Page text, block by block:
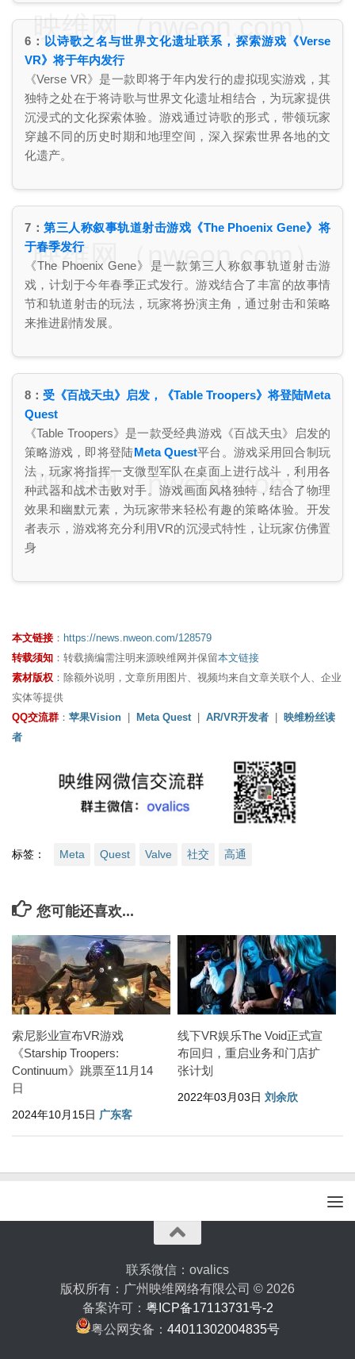
6： 以诗歌之名与世界文化遗址联系，探索游戏《Verse
VR》将于年内发行
《Verse VR》是一款即将于年内发行的虚拟现实游戏，其
独特之处在于将诗歌与世界文化遗址相结合，为玩家提供
沉浸式的文化探索体验。游戏通过诗歌的形式，带领玩家
穿越不同的历史时期和地理空间，深入探索世界各地的文
化遗产。
7：第三人称叙事轨道射击游戏《The Phoenix Gene》将
于春季发行
《The Phoenix Gene》是一款第三人称叙事轨道射击游
戏，计划于今年春季正式发行。游戏结合了丰富的故事情
节和轨道射击的玩法，玩家将扮演主角，通过射击和策略
来推进剧情发展。
8： 受《百战天虫》启发，《Table Troopers》将登陆Meta
Quest
《Table Troopers》是一款受经典游戏《百战天虫》启发的
策略游戏，即将登陆Meta Quest平台。游戏采用回合制玩
法，玩家将指挥一支微型军队在桌面上进行战斗，利用各
种武器和战术击败对手。游戏画面风格独特，结合了物理
效果和幽默元素，为玩家带来轻松有趣的策略体验。开发
者表示，游戏将充分利用VR的沉浸式特性，让玩家仿佛置
身
映维网（nweon.com）
映维网（nweon.com）
映维网（nweon.com）
本文链接 ： https://news.nweon.com/128579
转载须知 ：转载摘编需注明来源映维网并保留本文链接
素材版权 ：除额外说明，文章所用图片、视频均来自文章关联个人、企业
实体等提供
QQ交流群 ： 苹果Vision Meta Quest| AR/VR开发者
映维粉丝读
者
标签： Meta Quest Valve 社交 高通
您可能还喜欢...
索尼影业宣布VR游戏
《Starship Troopers:
Continuum》跳票至11月14
日
2024年10月15日 广东客
线下VR娱乐The Void正式宣
布回归，重启业务和门店扩
张计划
2022年03月03日 刘余欣
联系微信：ovalics
版权所有：广州映维网络有限公司 © 2026
备案许可： 粤ICP备17113731号-2
粤公网安备： 44011302004835号